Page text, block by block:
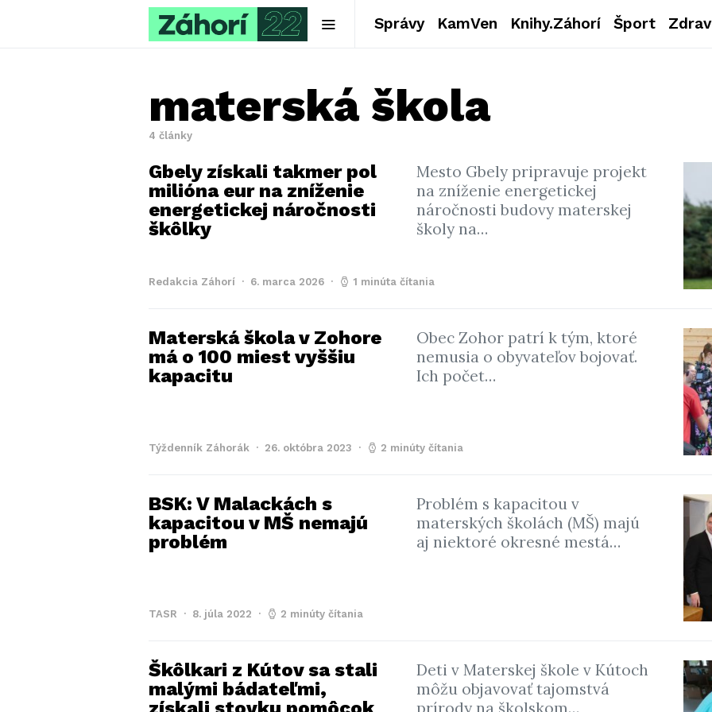
Správy KamVen Knihy.Záhorí Šport
materská škola
4 články
Gbely získali takmer pol
milióna eur na zníženie
energetickej náročnosti
škôlky
Mesto Gbely pripravuje projekt
na zníženie energetickej
náročnosti budovy materskej
školy na…
Redakcia Záhorí 6. marca 2026 1 minúta čítania
Materská škola v Zohore
má o 100 miest vyššiu
kapacitu
Obec Zohor patrí k tým, ktoré
nemusia o obyvateľov bojovať.
Ich počet…
Týždenník Záhorák 26. októbra 2023 2 minúty čítania
BSK: V Malackách s
kapacitou v MŠ nemajú
problém
Problém s kapacitou v
materských školách (MŠ) majú
aj niektoré okresné mestá…
TASR 8. júla 2022 2 minúty čítania
Škôlkari z Kútov sa stali
malými bádateľmi,
Deti v Materskej škole v Kútoch
môžu objavovať tajomstvá
prírody na školskom…